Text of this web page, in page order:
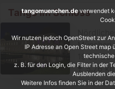
Tango im Schloss
München
19:00-
5.76
tangomuenchen.deverwendet
Wir nutzen jedoch OpenStreet zur
IP Adresse an Open Street
z. B. für den Login, die Filter in der
Ausblenden
Weitere Infos finden Sie in der